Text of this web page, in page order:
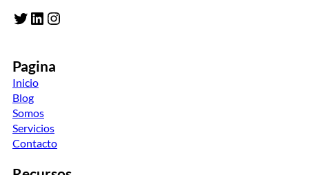
Twitter LinkedIn Instagram
Pagina
Inicio
Blog
Somos
Servicios
Contacto